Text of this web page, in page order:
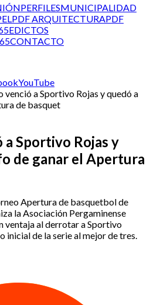
PERFILESMUNICIPALIDAD
PDF ARQUITECTURAPDF
EDICTOS
CONTACTO
YouTube
venció a Sportivo Rojas y quedó a
de basquet
Sportivo Rojas y
de ganar el Apertura
Apertura de basquetbol de
la Asociación Pergaminense
ventaja al derrotar a Sportivo
inicial de la serie al mejor de tres.